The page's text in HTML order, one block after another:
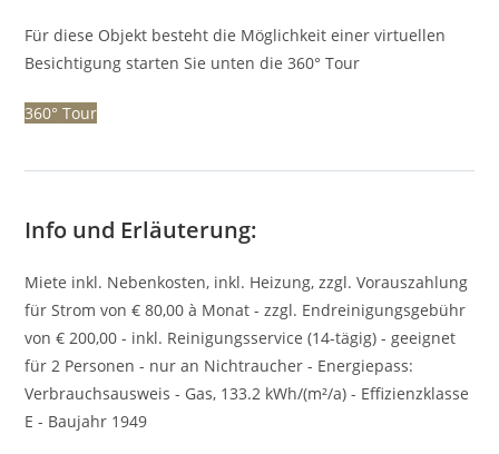
Für diese Objekt besteht die Möglichkeit einer virtuellen
Besichtigung starten Sie unten die 360° Tour
360° Tour
Info und Erläuterung:
Miete inkl. Nebenkosten, inkl. Heizung, zzgl. Vorauszahlung
für Strom von € 80,00 à Monat - zzgl. Endreinigungsgebühr
von € 200,00 - inkl. Reinigungsservice (14-tägig) - geeignet
für 2 Personen - nur an Nichtraucher - Energiepass:
Verbrauchsausweis - Gas, 133.2 kWh/(m²/a) - Effizienzklasse
E - Baujahr 1949